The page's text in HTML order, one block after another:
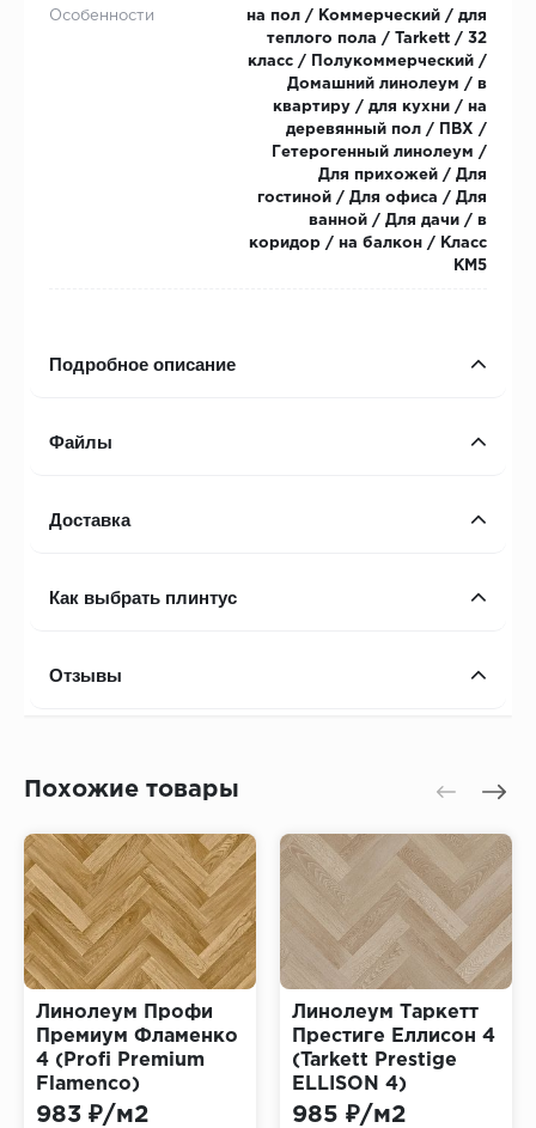
Особенности
на пол / Коммерческий / для
теплого пола / Tarkett / 32
класс / Полукоммерческий /
Домашний линолеум / в
квартиру / для кухни / на
деревянный пол / ПВХ /
Гетерогенный линолеум /
Для прихожей / Для
гостиной / Для офиса / Для
ванной / Для дачи / в
коридор / на балкон / Класс
КМ5
Подробное описание
Файлы
Доставка
Как выбрать плинтус
Отзывы
Похожие товары
Линолеум Профи
Премиум Фламенко
4 (Profi Premium
Flamenco)
983 ₽/м2
Линолеум Таркетт
Престиге Еллисон 4
(Tarkett Prestige
ELLISON 4)
985 ₽/м2